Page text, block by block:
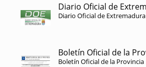
Diario Oficial de
Diario Oficial de Extremadura
Boletín Oficial de la
Boletín Oficial de la Provincia